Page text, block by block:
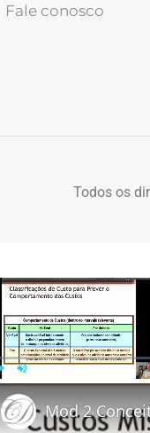
Fale conosco
Todos os
Play Unmute
Mod 2